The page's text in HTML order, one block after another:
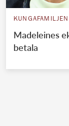
KUNGAFAMILJEN
Madeleines
betala